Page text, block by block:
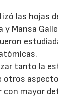
las hojas
Mansa
tanto la
mayor